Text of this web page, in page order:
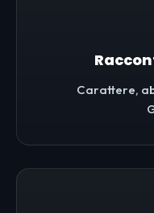
Carattere,